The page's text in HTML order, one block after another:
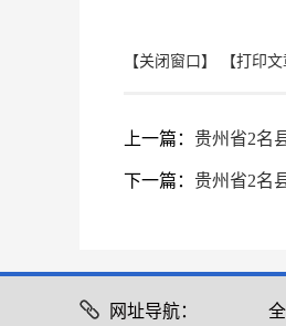
【关闭窗口】 【打印文
上一篇： 贵州省2名
下一篇： 贵州省2名
网址导航：